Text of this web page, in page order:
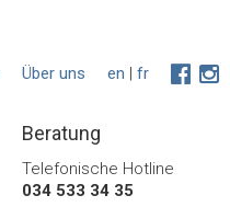
en | fr
Über uns
Beratung
Telefonische Hotline
034 533 34 35